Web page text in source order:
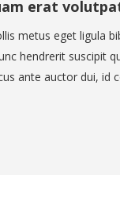
erat
metus eget ligula
hendrerit suscipit
ante auctor dui, id